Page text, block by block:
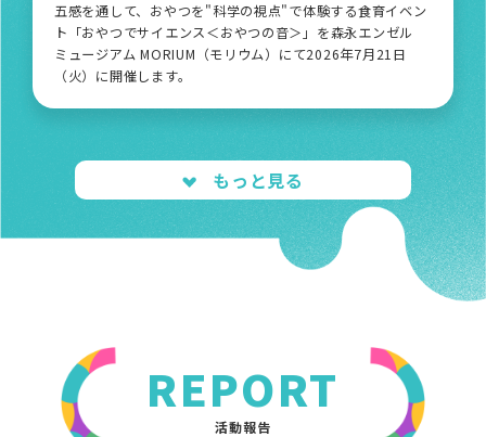
五感を通して、おやつを"科学の視点"で体験する食育イベン
ト「おやつでサイエンス＜おやつの音＞」を森永エンゼル
ミュージアム MORIUM（モリウム）にて2026年7月21日
（火）に開催します。
もっと見る
REPORT
活動報告